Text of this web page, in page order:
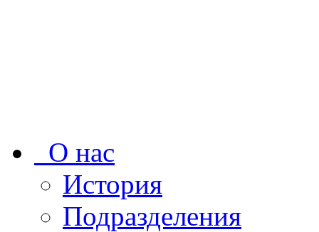
О нас
История
Подразделения